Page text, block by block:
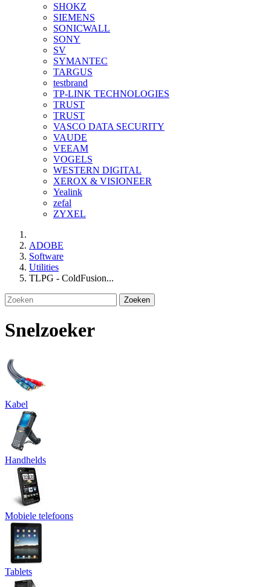
SHOKZ
SIEMENS
SONICWALL
SONY
SV
SYMANTEC
TARGUS
testbrand
TP-LINK TECHNOLOGIES
TRUST
TRUST
VASCO DATA SECURITY
VAUDE
VEEAM
VOGELS
WESTERN DIGITAL
XEROX & VISIONEER
Yealink
zefal
ZYXEL
ADOBE
Software
Utilities
TLPG - ColdFusion...
Zoeken
Snelzoeker
Kabel
Handhelds
Mobiele telefoons
Tablets